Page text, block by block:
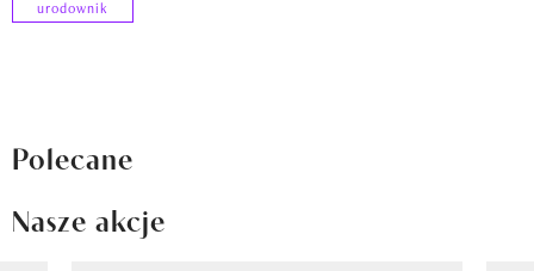
urodownik
Polecane
Nasze akcje